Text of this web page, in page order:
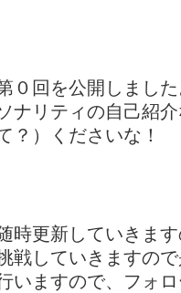
０回を公開しまし
ナリティの自己紹
？）くださいな！
時更新していきま
戦していきますの
いますので、フォ